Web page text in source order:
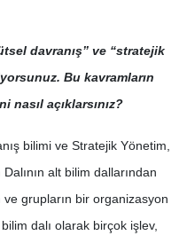
davranış” ve “stratejik
Bu kavramların
açıklarsınız?
bilimi ve Stratejik Yönetim,
alt bilim dallarından
grupların bir organizasyon
dalı olarak birçok işlev,